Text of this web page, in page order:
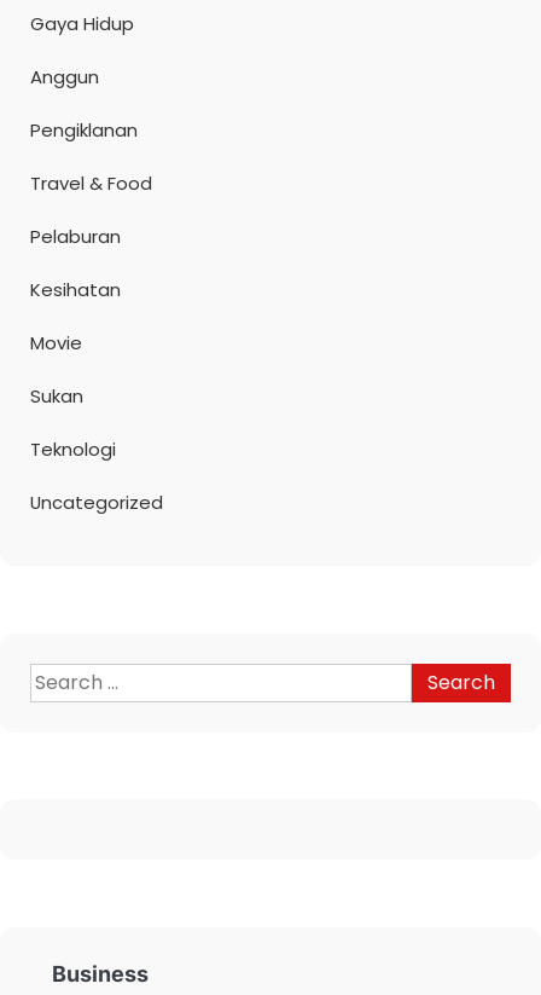
Gaya Hidup
Anggun
Pengiklanan
Travel & Food
Pelaburan
Kesihatan
Movie
Sukan
Teknologi
Uncategorized
Business